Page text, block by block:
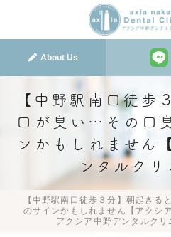
【中野駅南口徒歩
口が臭い…その口
ンかもしれません
ンタルクリ
【中野駅南口徒歩３分】朝起き
のサインかもしれません【アクシ
アクシア中野デンタルク
About Us